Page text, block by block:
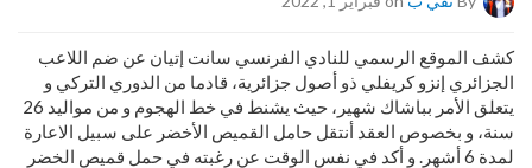
كشف الموقع الرسمي للنادي الفرنسي سانت إتيان عن ضم اللاعب
الجزائري إنزو كريفلي ذو أصول جزائرية، قادما من الدوري التركي و
يتعلق الأمر بباشاك شهير، حيث يشنط في خط الهجوم و من مواليد 26
سنة، و بخصوص العقد أنتقل حامل القميص الأخضر على سبيل الاعارة
لمدة 6 أشهر. و أكد في نفس الوقت عن رغبته في حمل قميص الخضر